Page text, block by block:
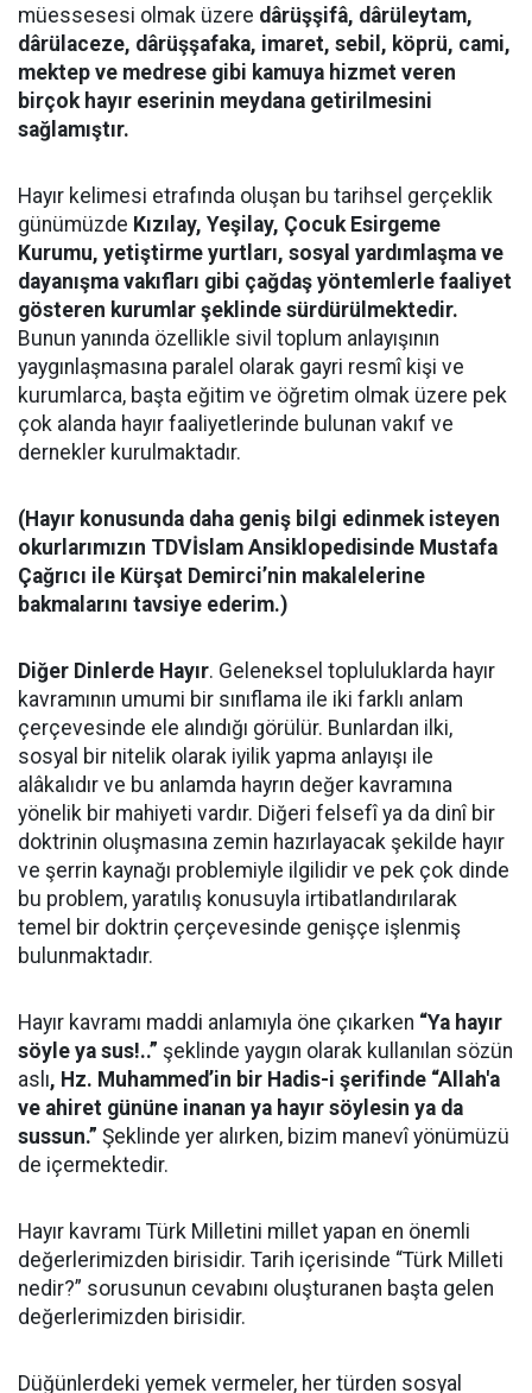
müessesesi olmak üzere dârüşşifâ, dârüleytam,
dârülaceze, dârüşşafaka, imaret, sebil, köprü, cami,
mektep ve medrese gibi kamuya hizmet veren
birçok hayır eserinin meydana getirilmesini
sağlamıştır.
Hayır kelimesi etrafında oluşan bu tarihsel gerçeklik
günümüzde Kızılay, Yeşilay, Çocuk Esirgeme
Kurumu, yetiştirme yurtları, sosyal yardımlaşma ve
dayanışma vakıfları gibi çağdaş yöntemlerle faaliyet
gösteren kurumlar şeklinde sürdürülmektedir.
Bunun yanında özellikle sivil toplum anlayışının
yaygınlaşmasına paralel olarak gayri resmî kişi ve
kurumlarca, başta eğitim ve öğretim olmak üzere pek
çok alanda hayır faaliyetlerinde bulunan vakıf ve
dernekler kurulmaktadır.
(Hayır konusunda daha geniş bilgi edinmek isteyen
okurlarımızın TDVİslam Ansiklopedisinde Mustafa
Çağrıcı ile Kürşat Demirci’nin makalelerine
bakmalarını tavsiye ederim.)
Diğer Dinlerde Hayır. Geleneksel topluluklarda hayır
kavramının umumi bir sınıflama ile iki farklı anlam
çerçevesinde ele alındığı görülür. Bunlardan ilki,
sosyal bir nitelik olarak iyilik yapma anlayışı ile
alâkalıdır ve bu anlamda hayrın değer kavramına
yönelik bir mahiyeti vardır. Diğeri felsefî ya da dinî bir
doktrinin oluşmasına zemin hazırlayacak şekilde hayır
ve şerrin kaynağı problemiyle ilgilidir ve pek çok dinde
bu problem, yaratılış konusuyla irtibatlandırılarak
temel bir doktrin çerçevesinde genişçe işlenmiş
bulunmaktadır.
Hayır kavramı maddi anlamıyla öne çıkarken “Ya hayır
söyle ya sus!..” şeklinde yaygın olarak kullanılan sözün
aslı, Hz. Muhammed’in bir Hadis-i şerifinde “Allah'a
ve ahiret gününe inanan ya hayır söylesin ya da
sussun.” Şeklinde yer alırken, bizim manevî yönümüzü
de içermektedir.
Hayır kavramı Türk Milletini millet yapan en önemli
değerlerimizden birisidir. Tarih içerisinde “Türk Milleti
nedir?” sorusunun cevabını oluşturanen başta gelen
değerlerimizden birisidir.
Düğünlerdeki yemek vermeler, her türden sosyal